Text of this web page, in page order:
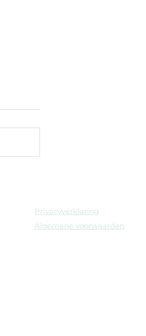
Als witte veren vallen!
Privacyverklaring
Algemene voorwaarden